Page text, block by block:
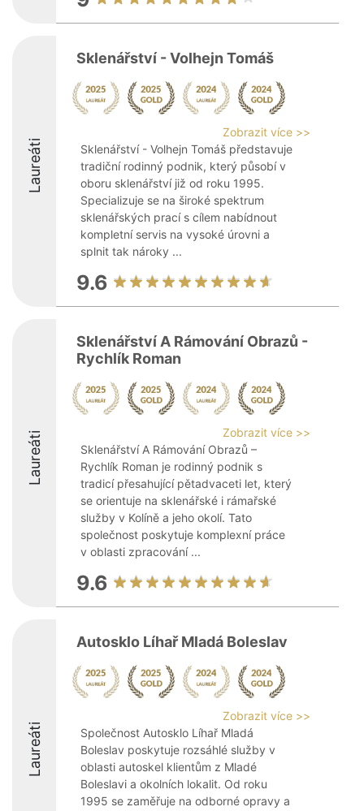
Laureáti
Sklenářství - Volhejn Tomáš
Zobrazit více >>
Sklenářství - Volhejn Tomáš představuje
tradiční rodinný podnik, který působí v
oboru sklenářství již od roku 1995.
Specializuje se na široké spektrum
sklenářských prací s cílem nabídnout
kompletní servis na vysoké úrovni a
splnit tak nároky ...
9.6
Laureáti
Sklenářství A Rámování Obrazů -
Rychlík Roman
Zobrazit více >>
Sklenářství A Rámování Obrazů –
Rychlík Roman je rodinný podnik s
tradicí přesahující pětadvaceti let, který
se orientuje na sklenářské i rámařské
služby v Kolíně a jeho okolí. Tato
společnost poskytuje komplexní práce
v oblasti zpracování ...
9.6
Laureáti
Autosklo Líhař Mladá Boleslav
Zobrazit více >>
Společnost Autosklo Líhař Mladá
Boleslav poskytuje rozsáhlé služby v
oblasti autoskel klientům z Mladé
Boleslavi a okolních lokalit. Od roku
1995 se zaměřuje na odborné opravy a